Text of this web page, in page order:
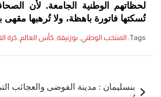
لحظاتهم الوطنية الجامعة. لأن
تُسكتها فاتورة باهظة، ولا تُرهبها مقهى
Tags: المنتخب الوطني, بوزنيقة, كأس العالم, كرة
المقالاتبنسليمان : مدينة الفوضى والعجائب